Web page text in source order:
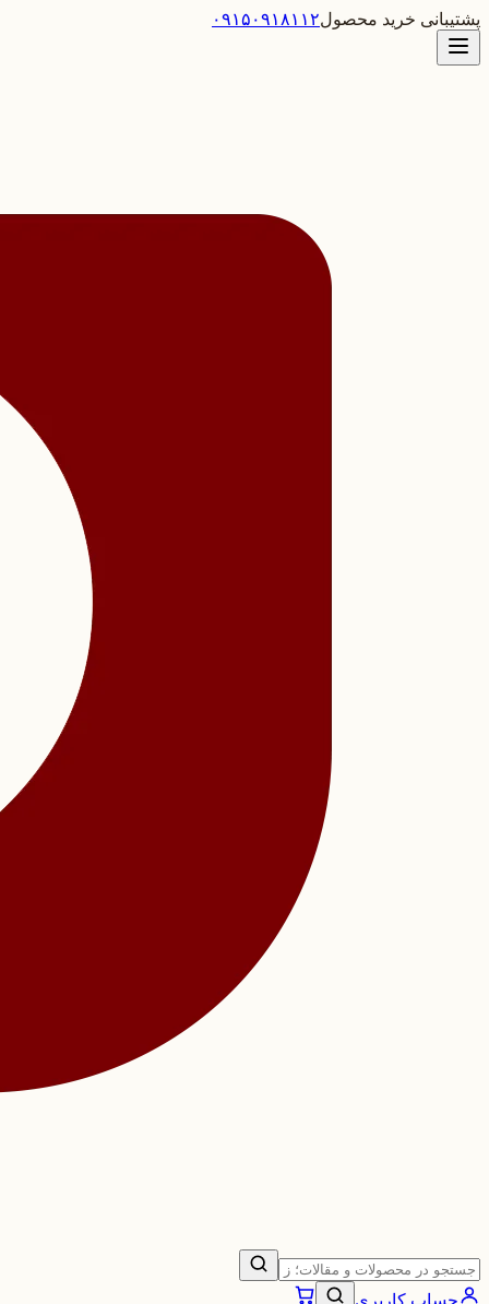
پشتیبانی خرید محصول۰۹۱۵۰۹۱۸۱۱۲
حساب کاربری